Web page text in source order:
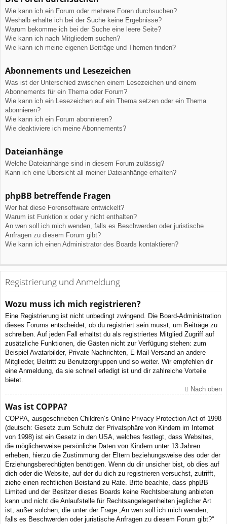
Wie kann ich ein Forum oder mehrere Foren durchsuchen?
Weshalb erhalte ich bei der Suche keine Ergebnisse?
Warum bekomme ich bei der Suche eine leere Seite?
Wie kann ich nach Mitgliedern suchen?
Wie kann ich meine eigenen Beiträge und Themen finden?
Abonnements und Lesezeichen
Was ist der Unterschied zwischen einem Lesezeichen und einem
Abonnements für ein Thema oder Forum?
Wie kann ich ein Lesezeichen auf ein Thema setzen oder ein Thema
abonnieren?
Wie kann ich ein Forum abonnieren?
Wie deaktiviere ich meine Abonnements?
Dateianhänge
Welche Dateianhänge sind in diesem Forum zulässig?
Kann ich eine Übersicht all meiner Dateianhänge erhalten?
phpBB betreffende Fragen
Wer hat diese Forensoftware entwickelt?
Warum ist Funktion x oder y nicht enthalten?
An wen soll ich mich wenden, falls es Beschwerden oder juristische
Anfragen zu diesem Forum gibt?
Wie kann ich einen Administrator des Boards kontaktieren?
Registrierung und Anmeldung
Wozu muss ich mich registrieren?
Eine Registrierung ist nicht unbedingt zwingend. Die Board-Administration
dieses Forums entscheidet, ob du registriert sein musst, um Beiträge zu
schreiben. Auf jeden Fall erhältst du als registriertes Mitglied Zugriff auf
zusätzliche Funktionen, die Gästen nicht zur Verfügung stehen: zum
Beispiel Avatarbilder, Private Nachrichten, E-Mail-Versand an andere
Mitglieder, Beitritt zu Benutzergruppen und so weiter. Wir empfehlen dir
eine Anmeldung, da sie schnell erledigt ist und dir zahlreiche Vorteile
bietet.
Nach oben
Was ist COPPA?
COPPA, ausgeschrieben Children’s Online Privacy Protection Act of 1998
(deutsch: Gesetz zum Schutz der Privatsphäre von Kindern im Internet
von 1998) ist ein Gesetz in den USA, welches festlegt, dass Websites,
die möglicherweise persönliche Daten von Kindern unter 13 Jahren
erheben, hierzu die Zustimmung der Eltern beziehungsweise des oder der
Erziehungsberechtigten benötigen. Wenn du dir unsicher bist, ob dies auf
dich oder die Website, auf der du dich zu registrieren versuchst, zutrifft,
ziehe einen rechtlichen Beistand zu Rate. Bitte beachte, dass phpBB
Limited und der Besitzer dieses Boards keine Rechtsberatung anbieten
kann und nicht die Anlaufstelle für Rechtsangelegenheiten jeglicher Art
ist; außer solchen, die unter der Frage „An wen soll ich mich wenden,
falls es Beschwerden oder juristische Anfragen zu diesem Forum gibt?“